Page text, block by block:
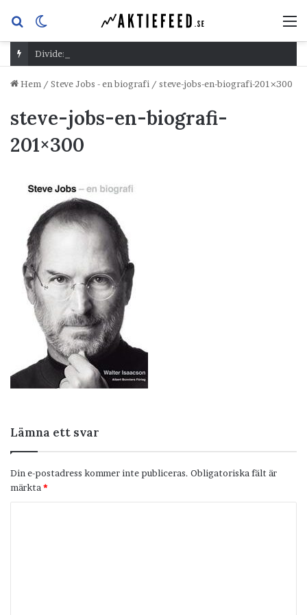
Sök
efterskin
Dividend Overshoot Day
Hem / Steve Jobs - en biografi / steve-jobs-en-biografi-201×300
steve-jobs-en-biografi-
201×300
Lämna ett svar
Din e-postadress kommer inte publiceras. Obligatoriska fält är
märkta *